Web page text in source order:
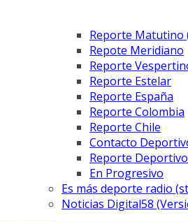
Reporte Matutino
Repote Meridiano
Reporte
Reporte Estelar
Reporte España
Reporte Colombia
Reporte Chile
Contacto
Reporte Deportivo
En Progresivo
Es más deporte radio
Noticias Digital58